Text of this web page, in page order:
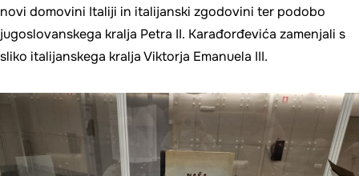
novi domovini Italiji in italijanski zgodovini ter podobo
jugoslovanskega kralja Petra II. Karađorđevića zamenjali s
sliko italijanskega kralja Viktorja Emanuela III.